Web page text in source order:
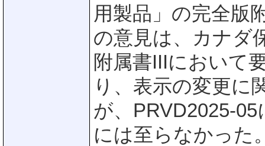
用製品」の完全版
の意見は、カナダ
附属書IIIにおいて
り、表示の変更に
が、PRVD2025-
には至らなかった